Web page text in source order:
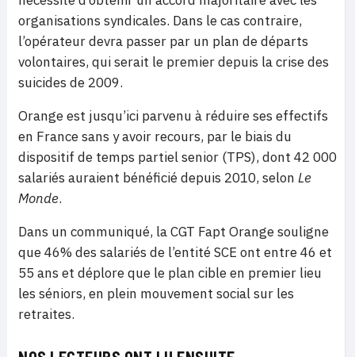
organisations syndicales. Dans le cas contraire,
l’opérateur devra passer par un plan de départs
volontaires, qui serait le premier depuis la crise des
suicides de 2009.
Orange est jusqu’ici parvenu à réduire ses effectifs
en France sans y avoir recours, par le biais du
dispositif de temps partiel senior (TPS), dont 42 000
salariés auraient bénéficié depuis 2010, selon Le
Monde.
Dans un communiqué, la CGT Fapt Orange souligne
que 46% des salariés de l’entité SCE ont entre 46 et
55 ans et déplore que le plan cible en premier lieu
les séniors, en plein mouvement social sur les
retraites.